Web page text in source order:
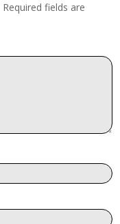
Required fields are